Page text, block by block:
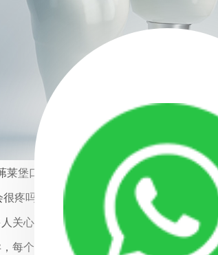
莱堡口腔医院，2、太仓牙齿矫正医院，3
疼吗，牙齿正畸是一种常见的牙齿矫正
关心的一个问题是，牙齿正畸过程会不会
每个人的感受和忍受能力不同。对于大多